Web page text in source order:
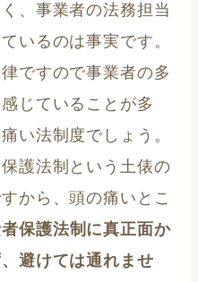
、事業者の法務担当
いるのは事実です。
ですので事業者の多
じていることが多
い法制度でしょう。
護法制という土俵の
から、頭の痛いとこ
保護法制に真正面か
避けては通れませ